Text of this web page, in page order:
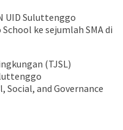
UID Suluttenggo
ke sejumlah SMA di
(TJSL)
and Governance